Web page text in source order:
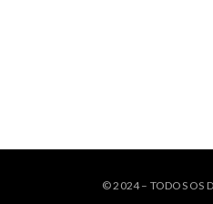
© 2024 – TODOS OS